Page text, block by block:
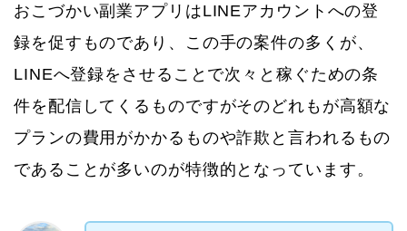
おこづかい副業アプリはLINEアカウントへの登
録を促すものであり、この手の案件の多くが、
LINEへ登録をさせることで次々と稼ぐための条
件を配信してくるものですがそのどれもが高額な
プランの費用がかかるものや詐欺と言われるもの
であることが多いのが特徴的となっています。